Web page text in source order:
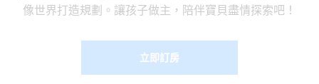
像世界打造規劃。讓孩子做主，陪伴寶貝盡情探索吧！
立即訂房